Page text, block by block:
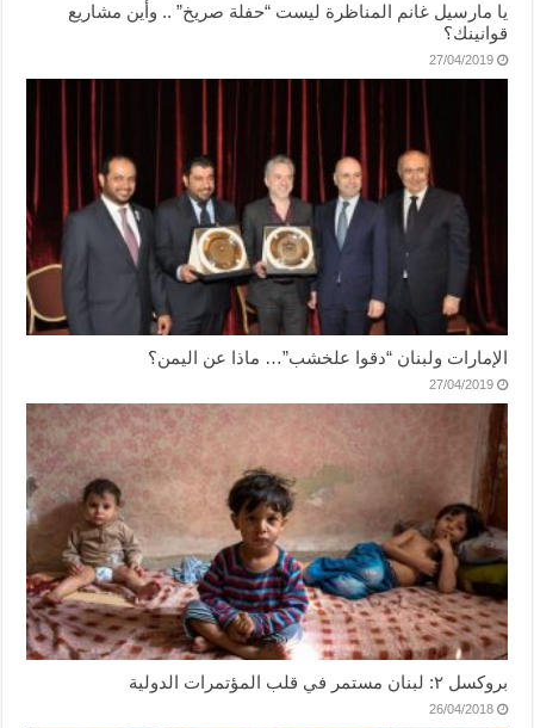
يا مارسيل غانم المناظرة ليست “حفلة صريخ” .. وأين مشاريع
قوانينك؟
27/04/2019
الإمارات ولبنان “دقوا علخشب”… ماذا عن اليمن؟
27/04/2019
بروكسل ٢: لبنان مستمر في قلب المؤتمرات الدولية
26/04/2018